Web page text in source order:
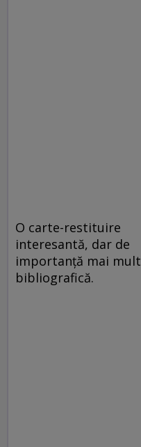
O carte-restituire
interesantă, dar de
importanţă mai mult
bibliografică.